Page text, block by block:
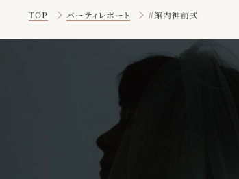
TOP パーティレポート #館内神前式